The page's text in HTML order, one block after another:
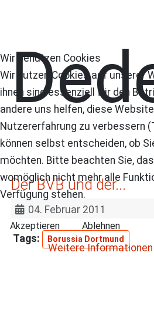
Der BVB und der...
04. Februar 2011
Borussia Dortmund
Wir benutzen Cookies
Wir nutzen Cookies auf unserer
ihnen sind essenziell für den
andere uns helfen, diese
Nutzererfahrung zu verbessern
können selbst entscheiden, ob
möchten. Bitte beachten Sie,
womöglich nicht mehr alle
Verfügung stehen.
Akzeptieren Ablehnen
Weitere Informationen